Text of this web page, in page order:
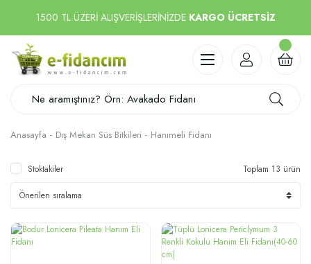
1500 TL ÜZERİ ALIŞVERİŞLERİNİZDE KARGO ÜCRETSİZ
Anasayfa Dış Mekan Süs Bitkileri Hanımeli Fidanı
Stoktakiler Toplam 13 ürün